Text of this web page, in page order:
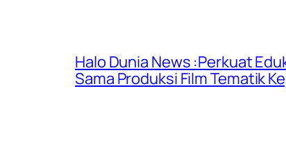
Halo Dunia News :Perkuat
Sama Produksi Film Tematik